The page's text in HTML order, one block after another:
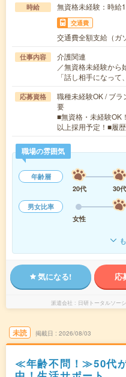
時給 無資格未経験：時
交通費
交通費全額支給（ガ
仕事内容
介護関連
／無資格未経験から
「話し相手になっ
応募資格
職種未経験OK / ブラ
要
■無資格・未経験OK
以上採用予定！■履
職場の雰囲気
年齢層
20代
30代
男女比率
女性
気になる! 応
派遣会社 日研トータルソー
未読 掲載日 2026/08/03
≪年齢不問！≫50代